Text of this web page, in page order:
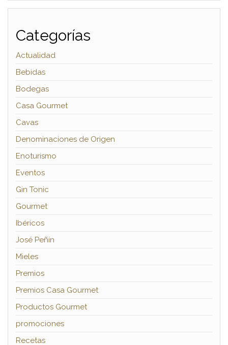
Categorías
Actualidad
Bebidas
Bodegas
Casa Gourmet
Cavas
Denominaciones de Origen
Enoturismo
Eventos
Gin Tonic
Gourmet
Ibéricos
José Peñín
Mieles
Premios
Premios Casa Gourmet
Productos Gourmet
promociones
Recetas